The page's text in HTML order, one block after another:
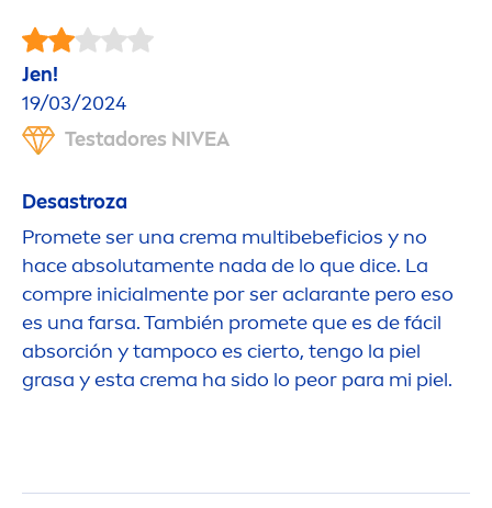
Jen!
19/03/2024
Testadores NIVEA
Desastroza
Promete ser una crema multibebeficios y no
hace absolutamente nada de lo que dice. La
compre inicialmente por ser aclarante pero eso
es una farsa. También promete que es de fácil
absorción y tampoco es cierto, tengo la piel
grasa y esta crema ha sido lo peor para mi piel.